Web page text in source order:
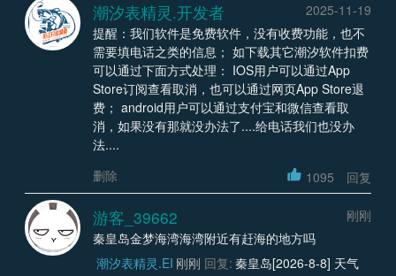
潮汐表精灵.开发者
2025-11-19
提醒：我们软件是免费软件，没有收费功能，也不
需要填电话之类的信息； 如下载其它潮汐软件扣费
可以通过下面方式处理： IOS用户可以通过App
Store订阅查看取消，也可以通过网页App Store退
费； android用户可以通过支付宝和微信查看取
消，如果没有那就没办法了....给电话我们也没办
法....
删除
1095 回复
游客_39662
刚刚
秦皇岛金梦海湾海湾附近有赶海的地方吗
潮汐表精灵.EI 刚刚 回复: 秦皇岛[2026-8-8] 天气